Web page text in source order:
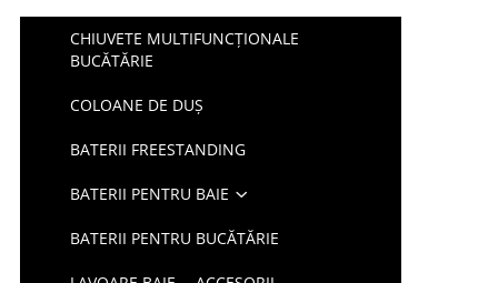
CHIUVETE MULTIFUNCȚIONALE
BUCĂTĂRIE
COLOANE DE DUȘ
BATERII FREESTANDING
BATERII PENTRU BAIE
BATERII PENTRU BUCĂTĂRIE